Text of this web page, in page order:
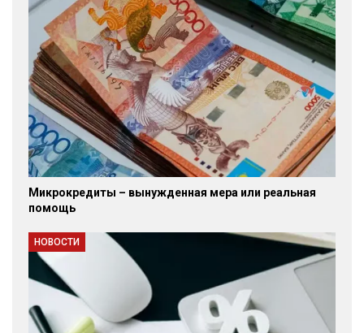
Микрокредиты – вынужденная мера или реальная
помощь
НОВОСТИ